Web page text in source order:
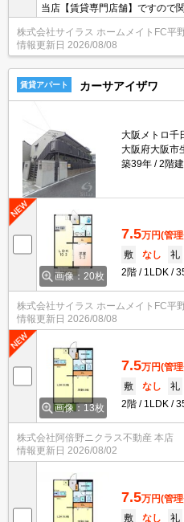
当店【賃貸専門店舗】ですので
い！どこにある物件でも当店ま
せ♪初期費用がご心配な方はク
お部屋探し頂けます。
株式会社サイラス ホームメイトFC平
情報更新日 2026/08/08
賃貸アパート カーサアイザワ
大阪メトロ千
大阪府大阪市
築39年
2階建
画像：20枚
7.5万円(管
敷
なし 礼
2階
1LDK
株式会社サイラス ホームメイトFC平
情報更新日 2026/08/08
画像：13枚
7.5万円(管
敷
なし 礼
2階
1LDK
株式会社阿倍野ニクラス不動産 本店
情報更新日 2026/08/02
7.5万円(管
敷
なし 礼